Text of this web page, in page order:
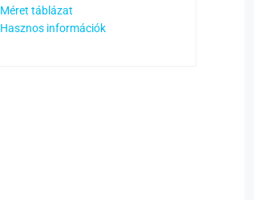
Méret táblázat
Hasznos információk